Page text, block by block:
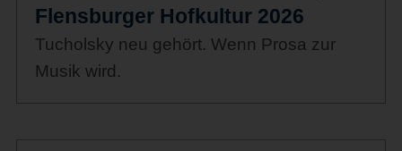
Flensburger Hofkultur 2026
Tucholsky neu gehört. Wenn Prosa zur
Musik wird.